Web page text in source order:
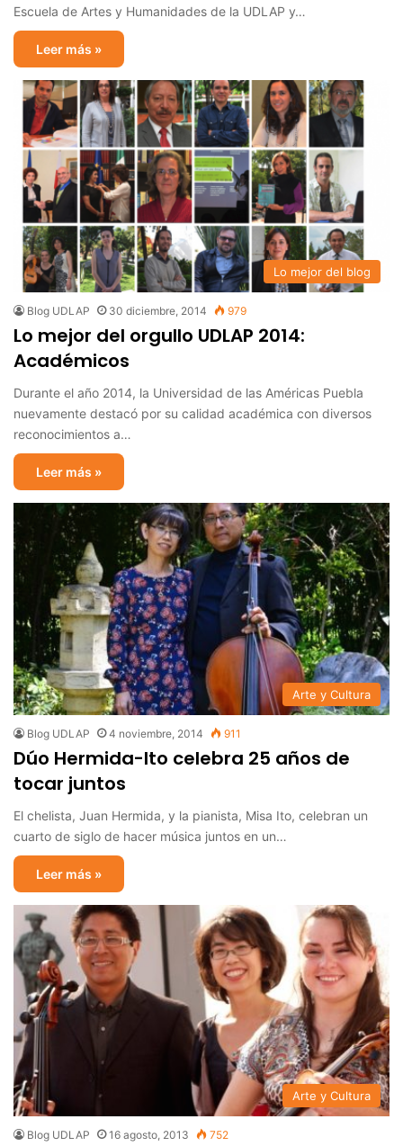
Escuela de Artes y Humanidades de la UDLAP y…
Leer más »
Lo mejor del blog
Blog UDLAP 30 diciembre, 2014 979
Lo mejor del orgullo UDLAP 2014:
Académicos
Durante el año 2014, la Universidad de las Américas Puebla
nuevamente destacó por su calidad académica con diversos
reconocimientos a…
Leer más »
Arte y Cultura
Blog UDLAP 4 noviembre, 2014 911
Dúo Hermida-Ito celebra 25 años de
tocar juntos
El chelista, Juan Hermida, y la pianista, Misa Ito, celebran un
cuarto de siglo de hacer música juntos en un…
Leer más »
Arte y Cultura
Blog UDLAP 16 agosto, 2013 752